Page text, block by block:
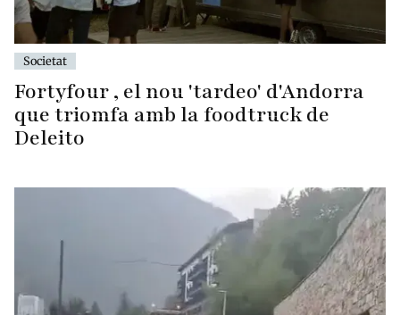
Societat
Fortyfour , el nou 'tardeo' d'Andorra
que triomfa amb la foodtruck de
Deleito